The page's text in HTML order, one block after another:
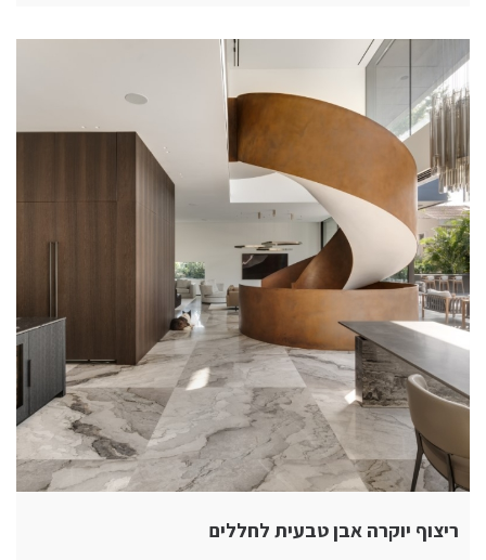
ריצוף יוקרה אבן טבעית לחללים